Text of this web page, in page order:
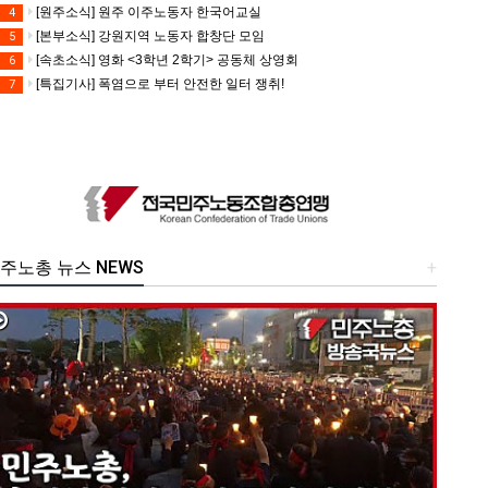
4 [원주소식] 원주 이주노동자 한국어교실
5 [본부소식] 강원지역 노동자 합창단 모임
6 [속초소식] 영화 <3학년 2학기> 공동체 상영회
7 [특집기사] 폭염으로 부터 안전한 일터 쟁취!
+
노총 뉴스 NEWS